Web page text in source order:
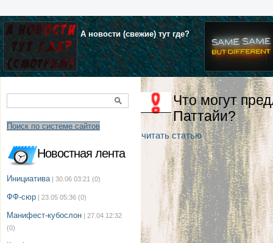
А новости (свежие) тут где?
Поиск по системе сайтов
Новостная лента
Инициатива | 30.06 03:21 (0)
ФФ-сюр | 23.05 05:36 (0)
Манифест-кубослон | 27.04 12:32
(0)
Что могут
Паттайи?
читать статью